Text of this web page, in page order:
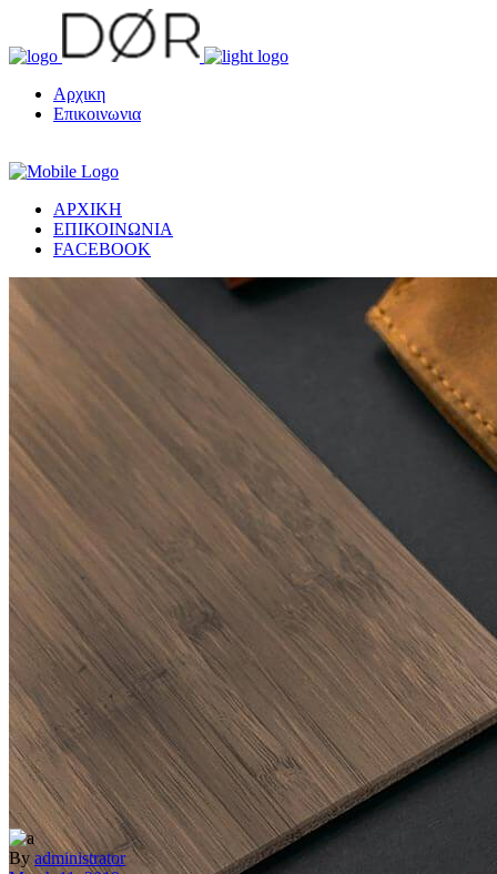
Αρχικη
Επικοινωνια
ΑΡΧΙΚΗ
ΕΠΙΚΟΙΝΩΝΙΑ
FACEBOOK
By administrator